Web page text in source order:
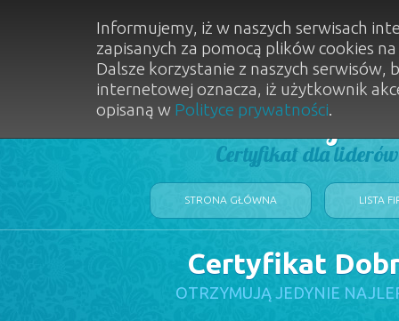
Dobry
Certyfikat dla
STRONA GŁÓWNA LISTA
Certyfikat
OTRZYMUJĄ JEDYNIE
Informujemy, iż w naszych serwisach
zapisanych za pomocą plików cookies
Dalsze korzystanie z naszych
internetowej oznacza, iż użytkownik
opisaną w Polityce prywatności.